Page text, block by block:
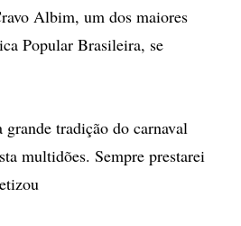
Albim, um dos maiores
Popular Brasileira, se
tradição do carnaval
multidões. Sempre prestarei